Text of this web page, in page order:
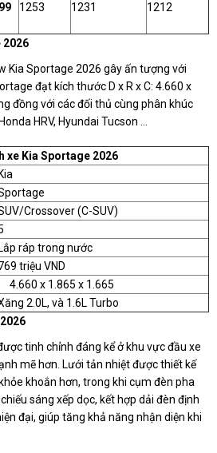
1253 1231 1212
2026
Kia Sportage 2026 gây ấn tượng với
đạt kích thước D x R x C: 4.660 x
đồng với các đối thủ cùng phân khúc
Honda HRV, Hyundai Tucson
xe Kia Sportage 2026
Kia
Crossover (C-SUV)
Lắp ráp trong nước
triệu VND
4.660 x 1.865 x 1.665
2.0L, và 1.6L Turbo
tinh chỉnh đáng kể ở khu vực đầu xe
mẽ hơn. Lưới tản nhiệt được thiết kế
khoắn hơn, trong khi cụm đèn pha
sáng xếp dọc, kết hợp dải đèn định
đại, giúp tăng khả năng nhận diện khi